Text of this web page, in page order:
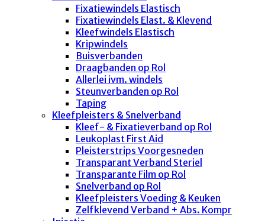
Fixatiewindels Elastisch
Fixatiewindels Elast. & Klevend
Kleefwindels Elastisch
Kripwindels
Buisverbanden
Draagbanden op Rol
Allerlei ivm. windels
Steunverbanden op Rol
Taping
Kleefpleisters & Snelverband
Kleef- & Fixatieverband op Rol
Leukoplast First Aid
Pleisterstrips Voorgesneden
Transparant Verband Steriel
Transparante Film op Rol
Snelverband op Rol
Kleefpleisters Voeding & Keuken
Zelfklevend Verband + Abs. Kompr